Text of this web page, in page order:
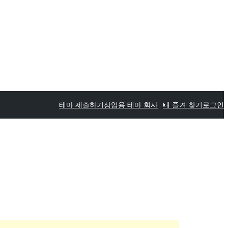
테마 제출하기상업용 테마 회사 내 즐겨 찾기 로그인